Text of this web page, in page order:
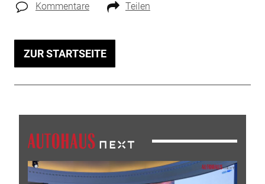
Kommentare Teilen
ZUR STARTSEITE